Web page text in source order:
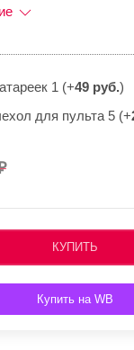
1 (+49 руб.)
для пульта 5 (+
КУПИТЬ
Купить на WB